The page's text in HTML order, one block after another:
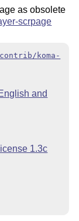
as obsolete
scrpage
koma-
and
1.3c